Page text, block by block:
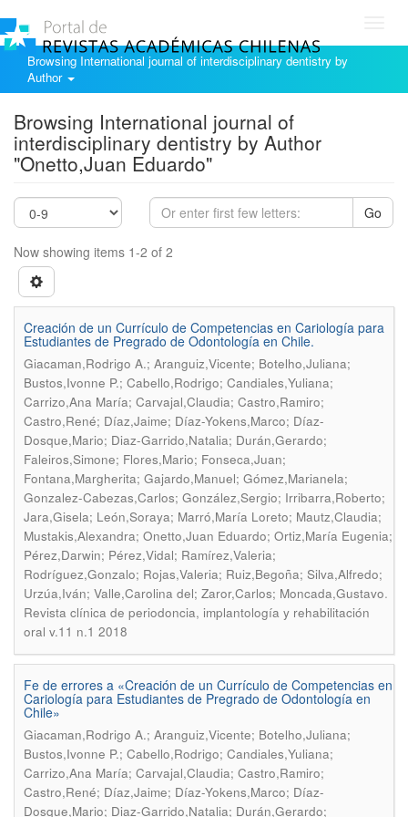
Browsing International journal of interdisciplinary dentistry by
Author
Browsing International journal of
interdisciplinary dentistry by Author
"Onetto,Juan Eduardo"
Go
Now showing items 1-2 of 2
Creación de un Currículo de Competencias en Cariología para
Estudiantes de Pregrado de Odontología en Chile.
Giacaman,Rodrigo A.; Aranguiz,Vicente; Botelho,Juliana;
Bustos,Ivonne P.; Cabello,Rodrigo; Candiales,Yuliana;
Carrizo,Ana María; Carvajal,Claudia; Castro,Ramiro;
Castro,René; Díaz,Jaime; Díaz-Yokens,Marco; Díaz-
Dosque,Mario; Diaz-Garrido,Natalia; Durán,Gerardo;
Faleiros,Simone; Flores,Mario; Fonseca,Juan;
Fontana,Margherita; Gajardo,Manuel; Gómez,Marianela;
Gonzalez-Cabezas,Carlos; González,Sergio; Irribarra,Roberto;
Jara,Gisela; León,Soraya; Marró,María Loreto; Mautz,Claudia;
Mustakis,Alexandra; Onetto,Juan Eduardo; Ortiz,María Eugenia;
Pérez,Darwin; Pérez,Vidal; Ramírez,Valeria;
Rodríguez,Gonzalo; Rojas,Valeria; Ruiz,Begoña; Silva,Alfredo;
Urzúa,Iván; Valle,Carolina del; Zaror,Carlos; Moncada,Gustavo.
Revista clínica de periodoncia, implantología y rehabilitación
oral v.11 n.1 2018
Fe de errores a «Creación de un Currículo de Competencias en
Cariología para Estudiantes de Pregrado de Odontología en
Chile»
Giacaman,Rodrigo A.; Aranguiz,Vicente; Botelho,Juliana;
Bustos,Ivonne P.; Cabello,Rodrigo; Candiales,Yuliana;
Carrizo,Ana María; Carvajal,Claudia; Castro,Ramiro;
Castro,René; Díaz,Jaime; Díaz-Yokens,Marco; Díaz-
Dosque,Mario; Diaz-Garrido,Natalia; Durán,Gerardo;